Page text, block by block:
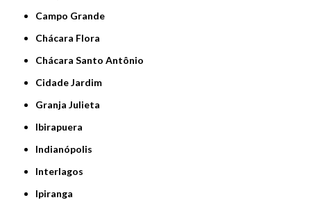
Campo Grande
Chácara Flora
Chácara Santo Antônio
Cidade Jardim
Granja Julieta
Ibirapuera
Indianópolis
Interlagos
Ipiranga